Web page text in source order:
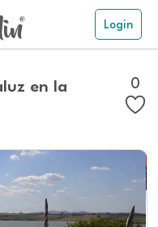
Login
en la
0